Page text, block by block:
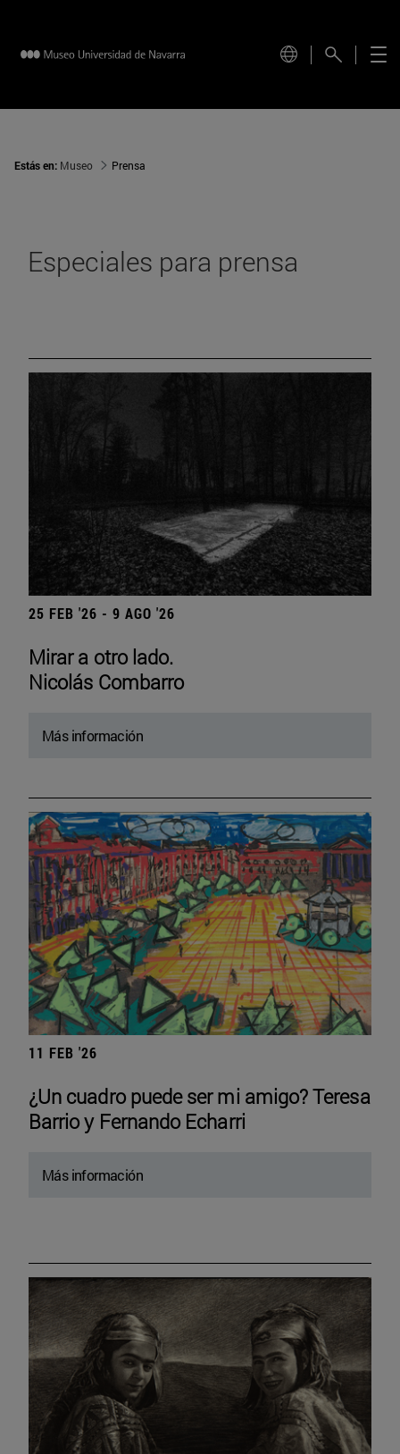
Estás en: Museo Prensa
Especiales para prensa
25 FEB '26 - 9 AGO '26
Mirar a otro lado.
Nicolás Combarro
Más información
11 FEB '26
¿Un cuadro puede ser mi amigo? Teresa
Barrio y Fernando Echarri
Más información